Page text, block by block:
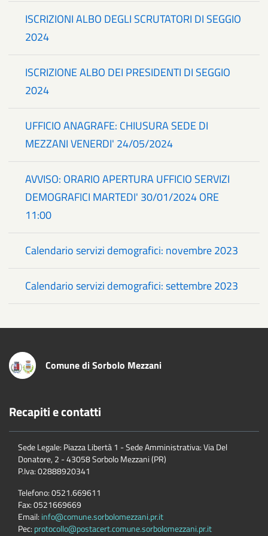
ISCRIZIONI ALBO DEGLI SCRUTATORI DI SEGGIO
2024
ISCRIZIONE ALBO DEI PRESIDENTI DI SEGGIO
2024
UFFICIO ANAGRAFE: CHIUSURA SEDE DI
MEZZANI VENERDI' 24/05/2024
AVVISO: ORARIO APERTURA UFFICIO SERVIZI
DEMOGRAFICI MARTEDI' 30/01/2024 ORE
11:00
Calendario servizi demografici: novembre 2023
Calendario servizi demografici: settembre 2023
Comune di Sorbolo Mezzani
Recapiti e contatti
Sede Legale: Piazza Libertà 1 - Sede Amministrativa: Via Del
Donatore, 2 - 43058 Sorbolo Mezzani (PR)
P.Iva:02888920341
Telefono:0521.669611
Fax:0521669669
Email: info@comune.sorbolomezzani.pr.it
Pec: protocollo@postacert.comune.sorbolomezzani.pr.it